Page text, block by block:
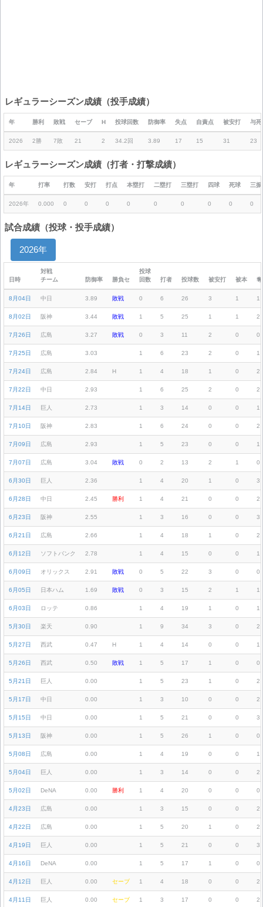
レギュラーシーズン成績（投手成績）
年 勝利 敗戦 セーブ H 投球回数 防御率 失点 自責点 被安打 与死
2026 2勝 7敗 21 2 34.2回 3.89 17 15 31 23
レギュラーシーズン成績（打者・打撃成績）
年 打率 打数 安打 打点 本塁打 二塁打 三塁打 四球 死球 三振
2026年 0.000 0 0 0 0 0 0 0 0 0
試合成績（投球・投手成績）
2026年
日時
対戦
チーム
防御率 勝負セ
投球
回数
打者 投球数 被安打 被本
8月04日 中日 3.89 敗戦 0 6 26 3 1 1
8月02日 阪神 3.44 敗戦 1 5 25 1 1 2
7月26日 広島 3.27 敗戦 0 3 11 2 0 0
7月25日 広島 3.03 1 6 23 2 0 1
7月24日 広島 2.84 H 1 4 18 1 0 2
7月22日 中日 2.93 1 6 25 2 0 2
7月14日 巨人 2.73 1 3 14 0 0 1
7月10日 阪神 2.83 1 6 24 0 0 2
7月09日 広島 2.93 1 5 23 0 0 1
7月07日 広島 3.04 敗戦 0 2 13 2 1 0
6月30日 巨人 2.36 1 4 20 1 0 3
6月28日 中日 2.45 勝利 1 4 21 0 0 2
6月23日 阪神 2.55 1 3 16 0 0 3
6月21日 広島 2.66 1 4 18 1 0 2
6月12日 ソフトバンク 2.78 1 4 15 0 0 1
6月09日 オリックス 2.91 敗戦 0 5 22 3 0 0
6月05日 日本ハム 1.69 敗戦 0 3 15 2 1 1
6月03日 ロッテ 0.86 1 4 19 1 0 1
5月30日 楽天 0.90 1 9 34 3 0 2
5月27日 西武 0.47 H 1 4 14 0 0 1
5月26日 西武 0.50 敗戦 1 5 17 1 0 0
5月21日 巨人 0.00 1 5 23 1 0 2
5月17日 中日 0.00 1 3 10 0 0 2
5月15日 中日 0.00 1 5 21 0 0 3
5月13日 阪神 0.00 1 5 26 1 0 0
5月08日 広島 0.00 1 4 19 0 0 1
5月04日 巨人 0.00 1 3 14 0 0 2
5月02日 DeNA 0.00 勝利 1 4 20 0 0 0
4月23日 広島 0.00 1 3 15 0 0 2
4月22日 広島 0.00 1 5 20 1 0 2
4月19日 巨人 0.00 1 5 21 0 0 3
4月16日 DeNA 0.00 1 5 17 1 0 0
4月12日 巨人 0.00 セーブ 1 4 18 0 0 2
4月11日 巨人 0.00 セーブ 1 3 17 0 0 2